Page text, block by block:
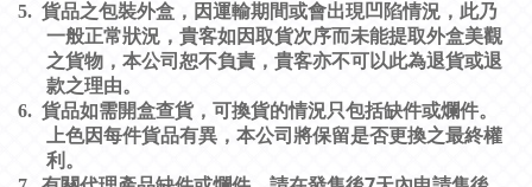
5. 貨品之包裝外盒，因運輸期間或會出現凹陷情況，此乃
一般正常狀況，貴客如因取貨次序而未能提取外盒美觀
之貨物，本公司恕不負責，貴客亦不可以此為退貨或退
款之理由。
6. 貨品如需開盒查貨，可換貨的情況只包括缺件或爛件。
上色因每件貨品有異，本公司將保留是否更換之最終權
利。